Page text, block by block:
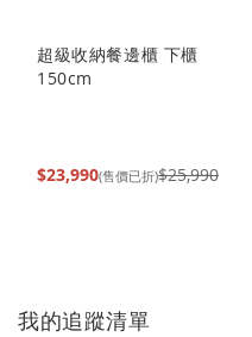
超級收納餐邊櫃 下櫃
150cm
$23,990(售價已折)$25,990
我的追蹤清單